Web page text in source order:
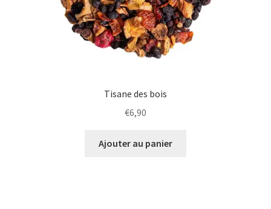
Tisane des bois
€6,90
Ajouter au panier